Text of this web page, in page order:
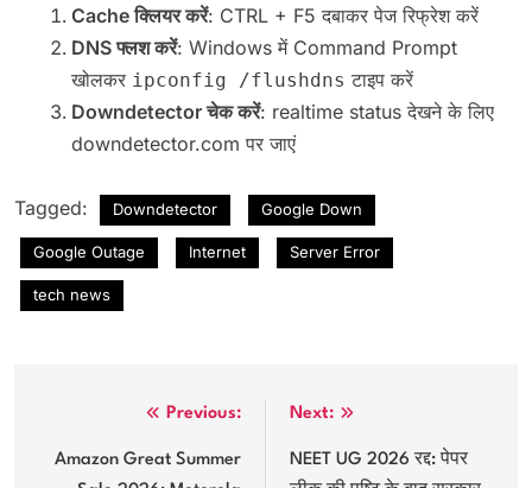
Cache क्लियर करें: CTRL + F5 दबाकर पेज रिफ्रेश करें
DNS फ्लश करें: Windows में Command Prompt
खोलकर ipconfig /flushdns टाइप करें
Downdetector चेक करें: realtime status देखने के लिए
downdetector.com पर जाएं
Tagged: Downdetector Google Down
Google Outage Internet Server Error
tech news
navigation
Previous:
Amazon Great Summer
Next:
NEET UG 2026 रद्द: पेपर